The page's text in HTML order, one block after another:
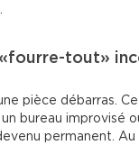
tout»
pièce débarras.
bureau improvisé
permanent. Au